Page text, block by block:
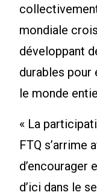
mondiale
développant
durables pour
le monde
« La
FTQ s’arrime
d’encourager
d’ici dans le